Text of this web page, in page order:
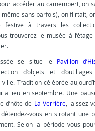
accéder au camembert, on
même sans parfois), on flirtait,
festive à travers les
trouverez le musée à
se situe le Pavillon
d’objets et
Tradition célébrée
a lieu en septembre. Une
d’hôte de La Verrière, laissez-
vous en sirotant une
Selon la période vous